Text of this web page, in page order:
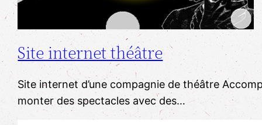
Site internet théâtre
Site internet d’une compagnie de théâtre
monter des spectacles avec des…